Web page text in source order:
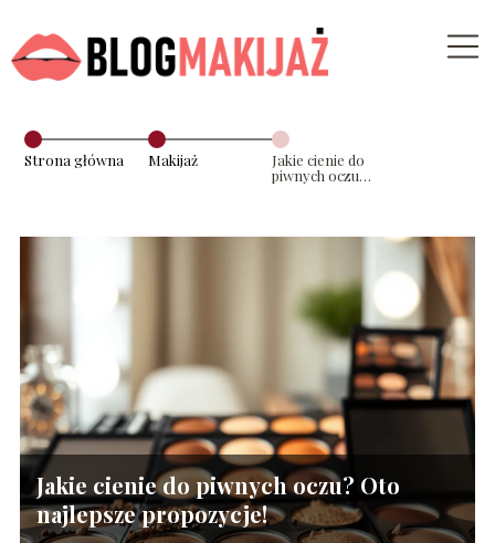
Strona główna Makijaż
Jakie cienie do
piwnych oczu?
Jakie cienie do piwnych oczu? Oto
najlepsze propozycje!